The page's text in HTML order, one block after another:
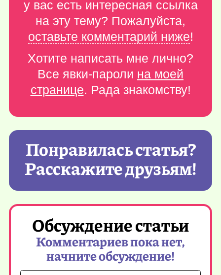
у вас есть интересная ссылка
на эту тему? Пожалуйста,
оставьте комментарий ниже!
Хотите написать мне лично?
Все явки-пароли на моей
странице. Рада знакомству!
Понравилась статья?
Расскажите друзьям!
Обсуждение статьи
Комментариев пока нет,
начните обсуждение!